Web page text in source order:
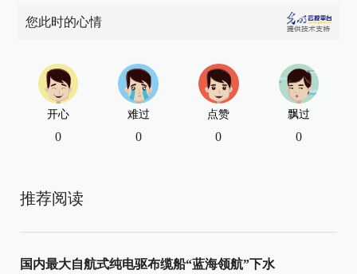
您此时的心情
开心
0
难过
0
点赞
0
飘过
0
推荐阅读
国内最大自航式纯电驱布缆船“蓝海领航”下水